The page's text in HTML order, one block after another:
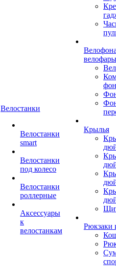
Велостанки
Велостанки
smart
Велостанки
под колесо
Велостанки
роллерные
Аксессуары
к
велостанкам
велофары
Крылья
Рюкзаки